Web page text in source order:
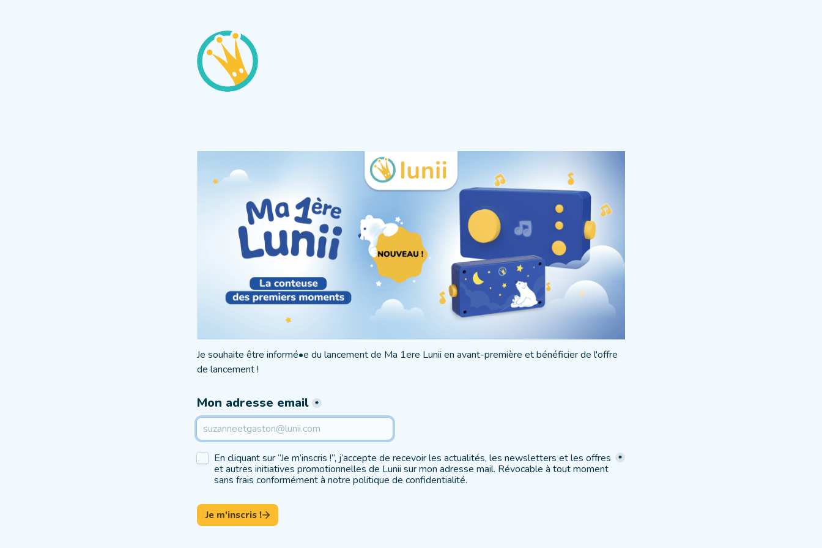
Je souhaite être informé•e du lancement de Ma 1ere Lunii en avant-première et bénéficier de l'offre
de lancement !
Mon adresse email *
Untitled checkboxes field
En cliquant sur “Je m’inscris !”, j’accepte de recevoir les actualités, les newsletters et les offres
et autres initiatives promotionnelles de Lunii sur mon adresse mail. Révocable à tout moment
sans frais conformément à notre politique de confidentialité.
*
Je m'inscris !